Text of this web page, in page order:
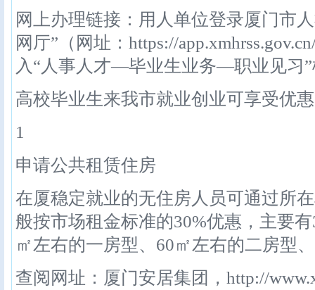
网上办理链接：用人单位登录厦门市
网厅”（网址：https://
入“人事人才—毕业生业务—职业见习
高校毕业生来我市就业创业可享受优惠
1
申请公共租赁住房
在厦稳定就业的无住房人员可通过所
般按市场租金标准的30%优惠，主要
㎡左右的一房型、60㎡左右的二房型
查阅网址：厦门安居集团，http://